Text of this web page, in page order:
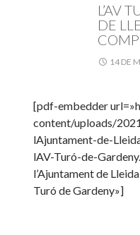
L’AV
DE
14 DE
[pdf-embedder
content/uploads/
lAjuntament-de-
lAV-Turó-de-
l’Ajuntament de
Turó de Gardeny»]